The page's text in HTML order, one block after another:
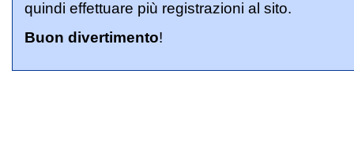
quindi effettuare più registrazioni al sito.
Buon divertimento!